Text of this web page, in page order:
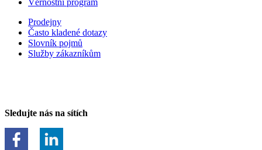
Prodejny
Často kladené dotazy
Slovník pojmů
Služby zákazníkům
Sledujte nás na sítích